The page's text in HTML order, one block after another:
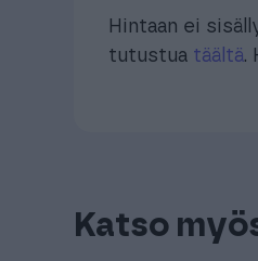
Hintaan ei
tutustua täältä.
Katso